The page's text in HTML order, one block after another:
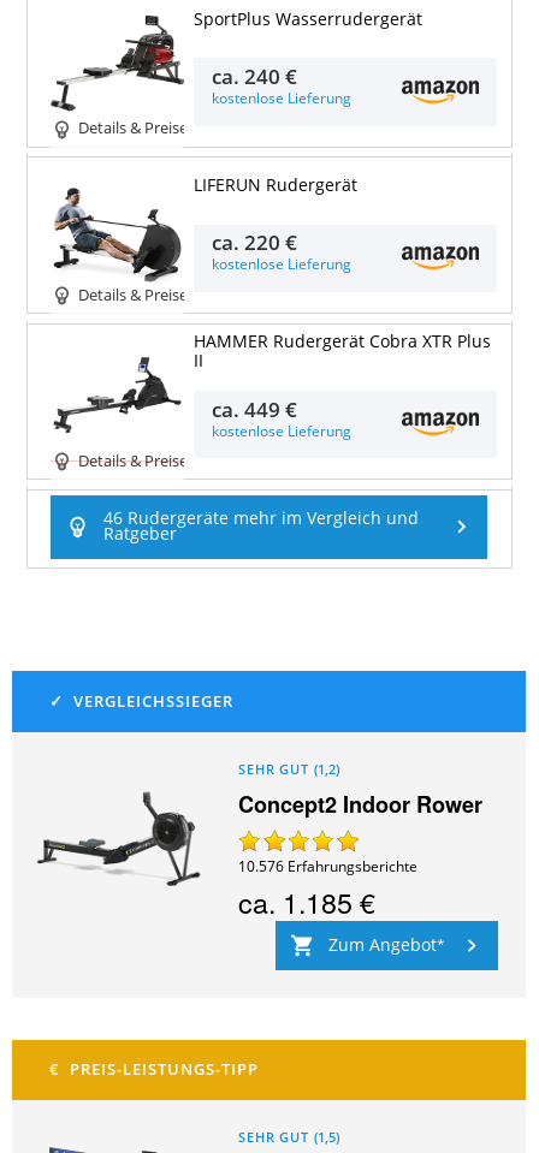
Details & Preise
SportPlus Wasserrudergerät
ca.240 €
kostenlose Lieferung
Details & Preise
LIFERUN Rudergerät
ca.220 €
kostenlose Lieferung
Details & Preise
HAMMER Rudergerät Cobra XTR Plus
II
ca.449 €
kostenlose Lieferung
46 Rudergeräte mehr im Vergleich und
Ratgeber
SEHR GUT (1,2)
Concept2 Indoor Rower
10.576 Erfahrungsberichte
ca. 1.185 €
Zum Angebot
SEHR GUT (1,5)